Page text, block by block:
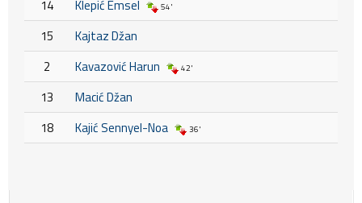
14 Klepić Emsel 54'
15
Kajtaz Džan
2
Kavazović Harun 42'
13
Macić Džan
18
Kajić Sennyel-Noa 36'